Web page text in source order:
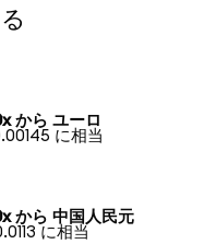
から ユーロ
に相当
から 中国人民元
に相当